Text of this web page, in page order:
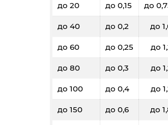
до 20 до 0,15 до
до 40 до 0,2 до
до 60 до 0,25 до
до 80 до 0,3 до
до 100 до 0,4 до
до 150 до 0,6 до